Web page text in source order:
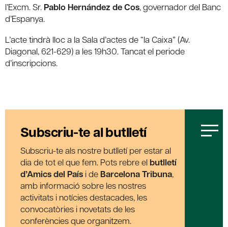
l’Excm. Sr. Pablo Hernández de Cos, governador del Banc
d’Espanya.
L’acte tindrà lloc a la Sala d’actes de “la Caixa” (Av.
Diagonal, 621-629) a les 19h30. Tancat el periode
d’inscripcions.
Subscriu-te al butlletí
Subscriu-te als nostre butlletí per estar al
dia de tot el que fem. Pots rebre el butlletí
d’Amics del País i de Barcelona Tribuna,
amb informació sobre les nostres
activitats i notícies destacades, les
convocatòries i novetats de les
conferències que organitzem.